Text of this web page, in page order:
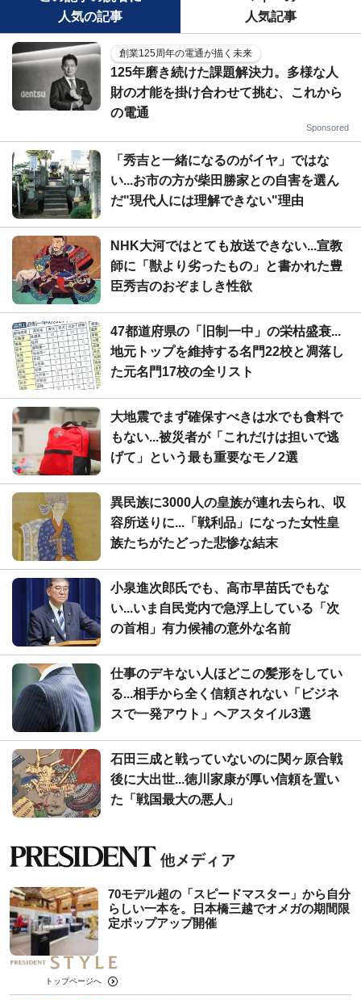
人気の記事
人気記事
創業125周年の電通が描く未来
125年磨き続けた課題解決力。多様な人
財の才能を掛け合わせて挑む、これから
の電通
Sponsored
「秀吉と一緒になるのがイヤ」ではな
い...お市の方が柴田勝家との自害を選ん
だ"現代人には理解できない"理由
NHK大河ではとても放送できない...宣教
師に「獣より劣ったもの」と書かれた豊
臣秀吉のおぞましき性欲
47都道府県の「旧制一中」の栄枯盛衰...
地元トップを維持する名門22校と凋落し
た元名門17校の全リスト
大地震でまず確保すべきは水でも食料で
もない...被災者が「これだけは担いで逃
げて」という最も重要なモノ2選
異民族に3000人の皇族が連れ去られ、収
容所送りに...「戦利品」になった女性皇
族たちがたどった悲惨な結末
小泉進次郎氏でも、高市早苗氏でもな
い...いま自民党内で急浮上している「次
の首相」有力候補の意外な名前
仕事のデキない人ほどこの髪形をしてい
る...相手から全く信頼されない「ビジネ
スで一発アウト」ヘアスタイル3選
石田三成と戦っていないのに関ヶ原合戦
後に大出世...徳川家康が厚い信頼を置い
た「戦国最大の悪人」
70モデル超の「スピードマスター」から自分
らしい一本を。日本橋三越でオメガの期間限
定ポップアップ開催
トップページへ